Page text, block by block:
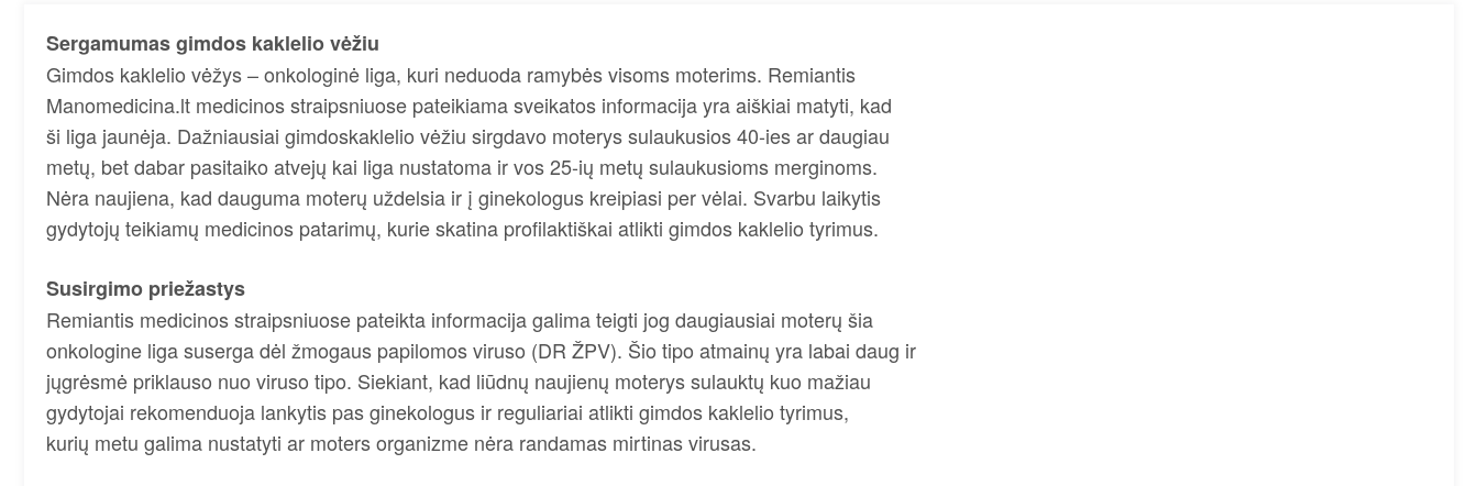
Sergamumas gimdos kaklelio vėžiu
Gimdos kaklelio vėžys – onkologinė liga, kuri neduoda ramybės visoms moterims. Remiantis
Manomedicina.lt medicinos straipsniuose pateikiama sveikatos informacija yra aiškiai matyti, kad
ši liga jaunėja. Dažniausiai gimdoskaklelio vėžiu sirgdavo moterys sulaukusios 40-ies ar daugiau
metų, bet dabar pasitaiko atvejų kai liga nustatoma ir vos 25-ių metų sulaukusioms merginoms.
Nėra naujiena, kad dauguma moterų uždelsia ir į ginekologus kreipiasi per vėlai. Svarbu laikytis
gydytojų teikiamų medicinos patarimų, kurie skatina profilaktiškai atlikti gimdos kaklelio tyrimus.
Susirgimo priežastys
Remiantis medicinos straipsniuose pateikta informacija galima teigti jog daugiausiai moterų šia
onkologine liga suserga dėl žmogaus papilomos viruso (DR ŽPV). Šio tipo atmainų yra labai daug ir
jųgrėsmė priklauso nuo viruso tipo. Siekiant, kad liūdnų naujienų moterys sulauktų kuo mažiau
gydytojai rekomenduoja lankytis pas ginekologus ir reguliariai atlikti gimdos kaklelio tyrimus,
kurių metu galima nustatyti ar moters organizme nėra randamas mirtinas virusas.